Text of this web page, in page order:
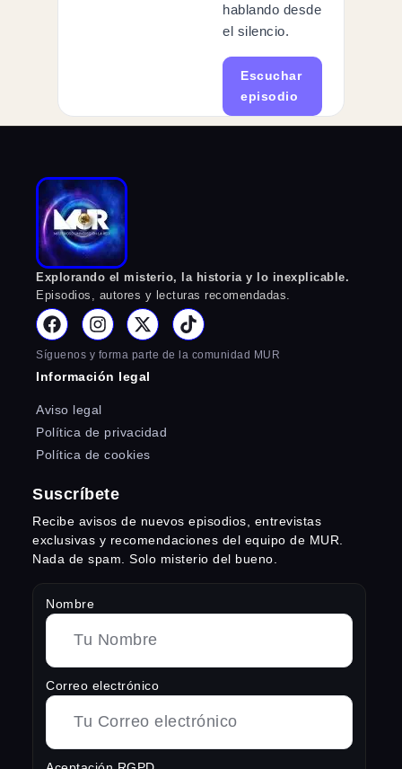
hablando desde
el silencio.
Escuchar
episodio
Explorando el misterio, la historia y lo inexplicable.
Episodios, autores y lecturas recomendadas.
Síguenos y forma parte de la comunidad MUR
Información legal
Aviso legal
Política de privacidad
Política de cookies
Suscríbete
Recibe avisos de nuevos episodios, entrevistas
exclusivas y recomendaciones del equipo de MUR.
Nada de spam. Solo misterio del bueno.
Nombre
Correo electrónico